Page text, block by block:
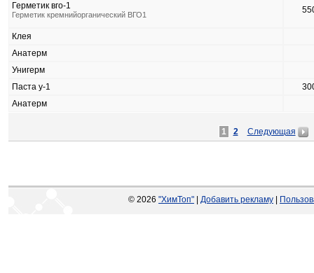
Герметик вго-1
Герметик кремнийорганический ВГО1
Клея
Анатерм
Унигерм
Паста у-1
Анатерм
1 2 Следующая
© 2026 "ХимТоп" Добавить рекламу